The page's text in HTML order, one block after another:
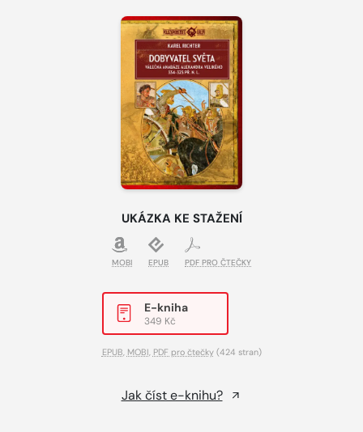
UKÁZKA KE STAŽENÍ
MOBI EPUB PDF PRO ČTEČKY
E-kniha
349 Kč
EPUB, MOBI, PDF pro čtečky(424 stran)
Jak číst e-knihu?